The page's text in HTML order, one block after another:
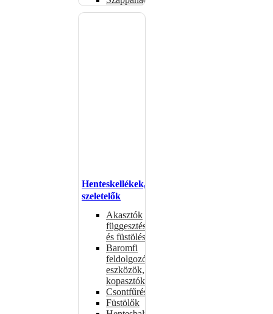
Henteskellékek,
szeletelők
Akasztók
függesztéshez
és füstöléshez
Baromfi
feldolgozó
eszközök,
kopasztók
Csontfűrészek
Füstölők